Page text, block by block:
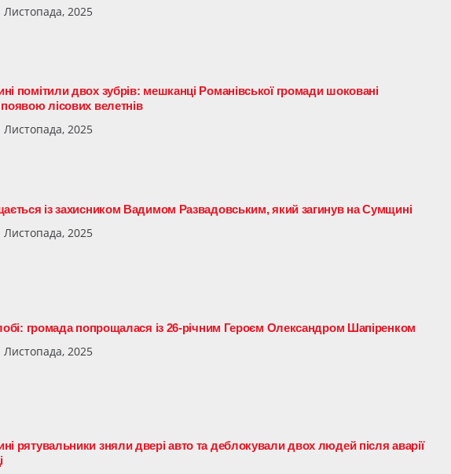
Листопада, 2025
помітили двох зубрів: мешканці Романівської громади шоковані
лісових велетнів
Листопада, 2025
із захисником Вадимом Развадовським, який загинув на Сумщині
Листопада, 2025
громада попрощалася із 26-річним Героєм Олександром Шапіренком
Листопада, 2025
рятувальники зняли двері авто та деблокували двох людей після аварії